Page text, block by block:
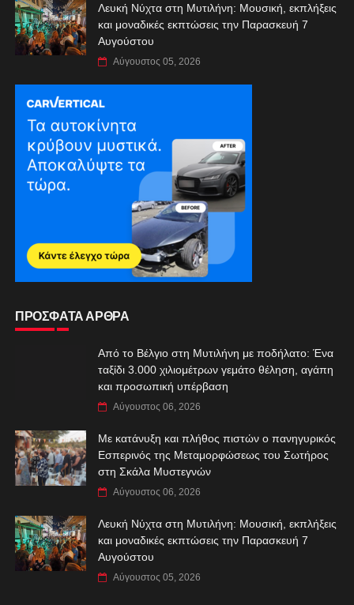
Λευκή Νύχτα στη Μυτιλήνη: Μουσική, εκπλήξεις
και μοναδικές εκπτώσεις την Παρασκευή 7
Αυγούστου
Αύγουστος 05, 2026
ΠΡΟΣΦΑΤΑ ΑΡΘΡΑ
Από το Βέλγιο στη Μυτιλήνη με ποδήλατο: Ένα
ταξίδι 3.000 χιλιομέτρων γεμάτο θέληση, αγάπη
και προσωπική υπέρβαση
Αύγουστος 06, 2026
Με κατάνυξη και πλήθος πιστών ο πανηγυρικός
Εσπερινός της Μεταμορφώσεως του Σωτήρος
στη Σκάλα Μυστεγνών
Αύγουστος 06, 2026
Λευκή Νύχτα στη Μυτιλήνη: Μουσική, εκπλήξεις
και μοναδικές εκπτώσεις την Παρασκευή 7
Αυγούστου
Αύγουστος 05, 2026